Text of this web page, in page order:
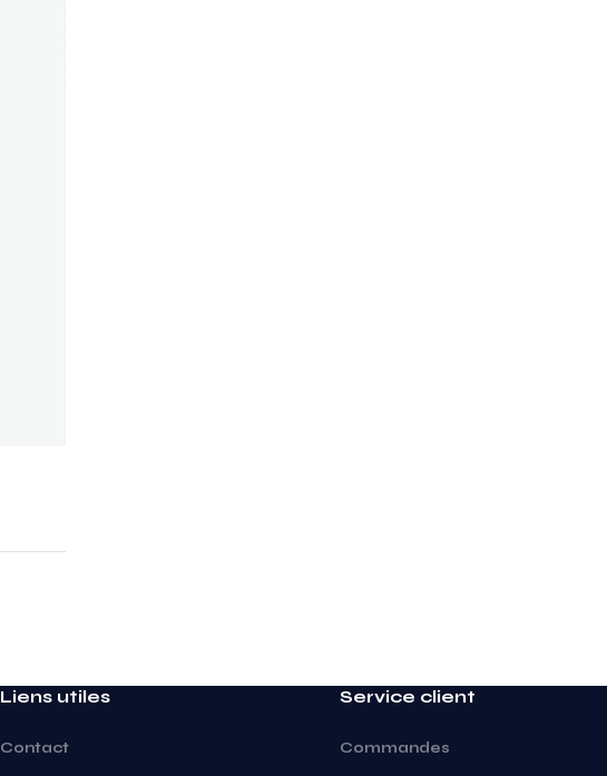
Liens utiles
Contact
Service client
Commandes